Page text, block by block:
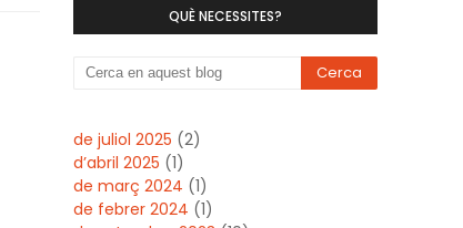
QUÈ NECESSITES?
de juliol 2025 (2)
d’abril 2025 (1)
de març 2024 (1)
de febrer 2024 (1)